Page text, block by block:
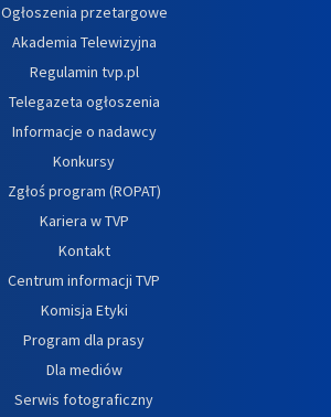
Ogłoszenia przetargowe
Akademia Telewizyjna
Regulamin tvp.pl
Telegazeta ogłoszenia
Informacje o nadawcy
Konkursy
Zgłoś program (ROPAT)
Kariera w TVP
Kontakt
Centrum informacji TVP
Komisja Etyki
Program dla prasy
Dla mediów
Serwis fotograficzny